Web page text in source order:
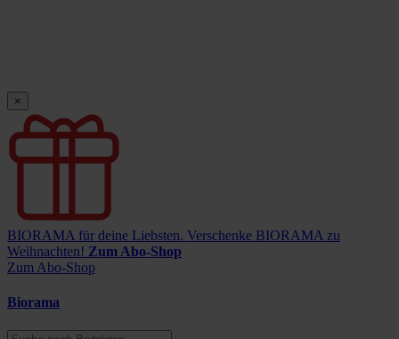
×
BIORAMA für deine Liebsten. Verschenke BIORAMA zu
Weihnachten! Zum Abo-Shop
Zum Abo-Shop
Biorama